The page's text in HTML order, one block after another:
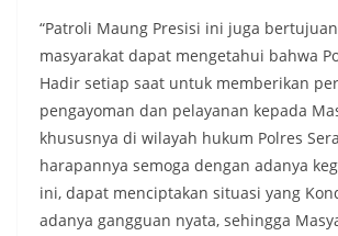
“Patroli Maung Presisi ini juga
masyarakat dapat mengetahui bahwa
Hadir setiap saat untuk memberikan
pengayoman dan pelayanan kepada
khususnya di wilayah hukum Polres
harapannya semoga dengan adanya
ini, dapat menciptakan situasi yang
adanya gangguan nyata, sehingga